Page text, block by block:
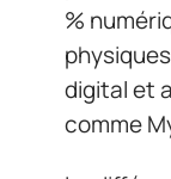
%
digital et
comme